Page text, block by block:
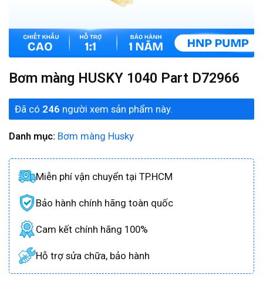
Bơm màng HUSKY 1040 Part D72966
Đã có 246 người xem sản phẩm này.
Danh mục: Bơm màng Husky
Miễn phí vận chuyển tại TP.HCM
Bảo hành chính hãng toàn quốc
Cam kết chính hãng 100%
Hỗ trợ sửa chữa, bảo hành